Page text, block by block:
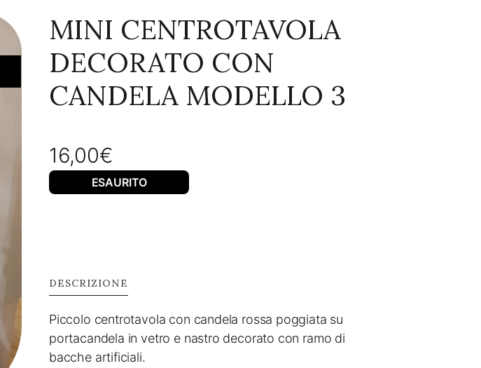
MINI CENTROTAVOLA
DECORATO CON
CANDELA MODELLO 3
16,00€
ESAURITO
DESCRIZIONE
Piccolo centrotavola con candela rossa poggiata su
portacandela in vetro e nastro decorato con ramo di
bacche artificiali.